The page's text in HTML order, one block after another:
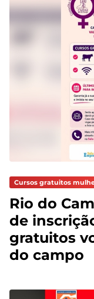
Cursos gratuitos
Rio do
de
gratuitos
do campo